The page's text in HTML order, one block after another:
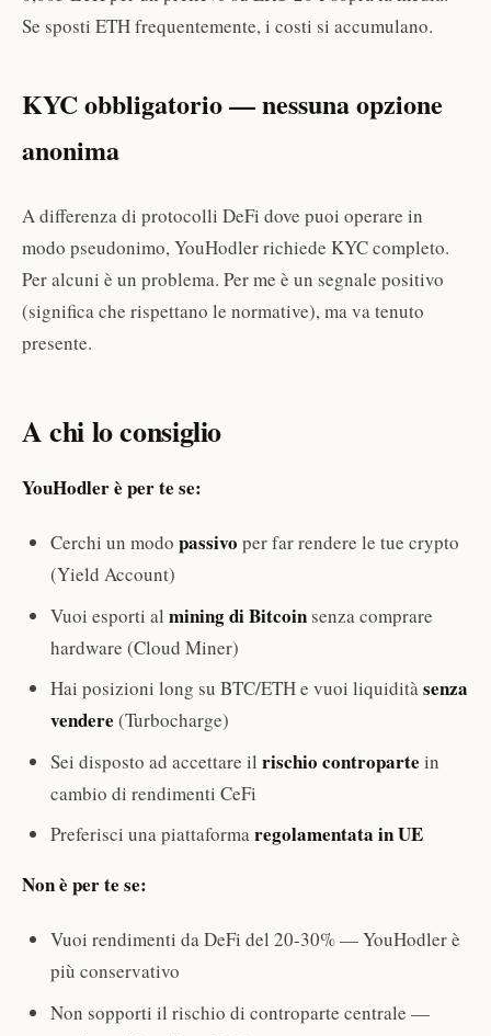
Se sposti ETH frequentemente, i costi si accumulano.
KYC obbligatorio — nessuna opzione
anonima
A differenza di protocolli DeFi dove puoi operare in
modo pseudonimo, YouHodler richiede KYC completo.
Per alcuni è un problema. Per me è un segnale positivo
(significa che rispettano le normative), ma va tenuto
presente.
A chi lo consiglio
YouHodler è per te se:
Cerchi un modo passivo per far rendere le tue crypto
(Yield Account)
Vuoi esporti al mining di Bitcoinsenza comprare
hardware (Cloud Miner)
Hai posizioni long su BTC/ETH e vuoi liquiditàsenza
vendere (Turbocharge)
Sei disposto ad accettare il rischio controparte in
cambio di rendimenti CeFi
Preferisci una piattaformaregolamentata in UE
Non è per te se:
Vuoi rendimenti da DeFi del 20-30% — YouHodler è
più conservativo
Non sopporti il rischio di controparte centrale —